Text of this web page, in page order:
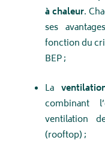
à chaleur.
ses
fonction du
BEP ;
La
combinant
ventilation
(rooftop) ;